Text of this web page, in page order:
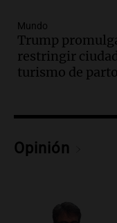
para
privada en
Panorama
Episodios
contrato
Panorama
la
provincia y
Mundo
Trump
restringir
turismo de parto
Opinión